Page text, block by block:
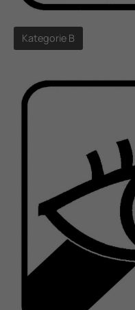
Kategorie B